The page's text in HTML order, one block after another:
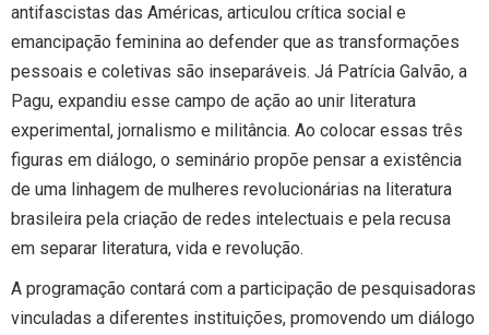
antifascistas das Américas, articulou crítica social e
emancipação feminina ao defender que as transformações
pessoais e coletivas são inseparáveis. Já Patrícia Galvão, a
Pagu, expandiu esse campo de ação ao unir literatura
experimental, jornalismo e militância. Ao colocar essas três
figuras em diálogo, o seminário propõe pensar a existência
de uma linhagem de mulheres revolucionárias na literatura
brasileira pela criação de redes intelectuais e pela recusa
em separar literatura, vida e revolução.
A programação contará com a participação de pesquisadoras
vinculadas a diferentes instituições, promovendo um diálogo